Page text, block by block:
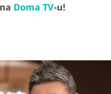
Doma TV-u!